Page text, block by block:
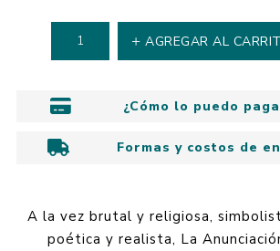
AGREGAR AL
¿Cómo lo puedo
Formas y costos de
A la vez brutal y religiosa,
poética y realista, La